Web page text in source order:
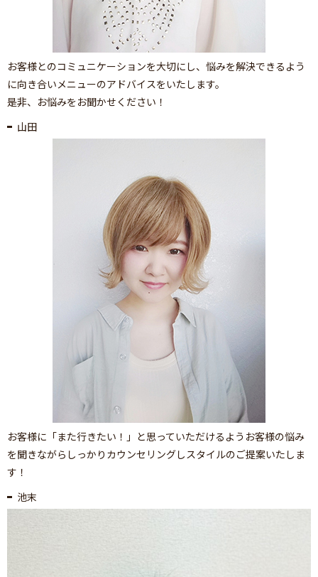
お客様とのコミュニケーションを大切にし、悩みを解決できるよう
に向き合いメニューのアドバイスをいたします。
是非、お悩みをお聞かせください！
山田
お客様に「また行きたい！」と思っていただけるようお客様の悩み
を聞きながらしっかりカウンセリングしスタイルのご提案いたしま
す！
池末